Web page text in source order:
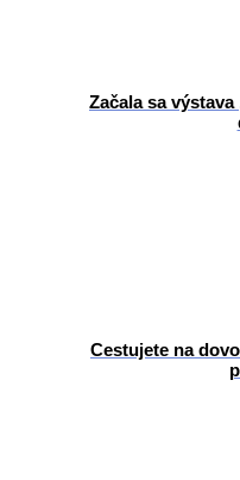
Začala sa
Cestujete na